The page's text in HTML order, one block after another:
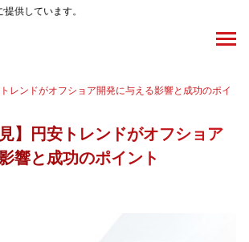
レンドがオフショア開発に与える影響と成功のポイ
見】円安トレンドがオフショア
響と成功のポイント